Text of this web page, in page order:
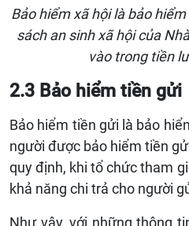
Bảo hiểm xã hội là bảo
sách an sinh xã hội của
vào trong tiền
2.3 Bảo hiểm tiền gửi
Bảo hiểm tiền gửi là bảo
người được bảo hiểm tiền
quy định, khi tổ chức tham
khả năng chi trả cho người